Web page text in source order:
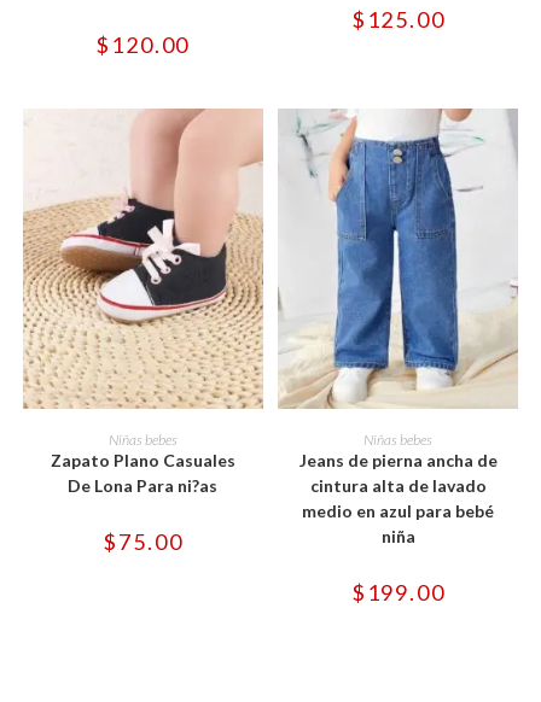
en
la
producto
$ 120.00
elegir
producto
$ 125.00
SELECCIONAR OPCIONES
Este
producto
tiene
múltiples
variantes.
se
pueden
Niñas bebes
Zapato Plano Casuales
De Lona Para ni?as
$75.00
SELECCIONAR OPCIONES
Este
producto
tiene
múltiples
variantes.
opciones
se
en
la
Niñas bebes
Jeans de pierna ancha de
cintura alta de lavado
medio en azul para bebé
niña
$ 199.00